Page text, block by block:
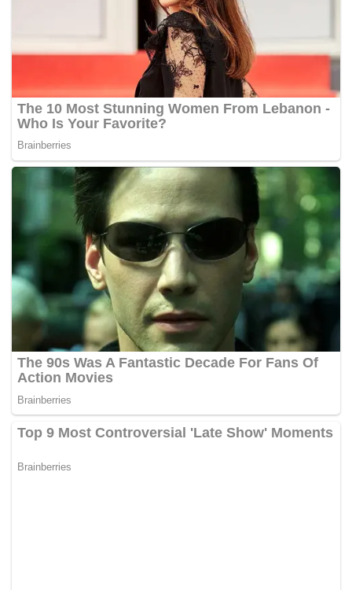
“Sekarang sudah hampir musim hujan, dibimbangi akan
berleluasa kegiatan mencuri kerana kerja melombong
perlu dihentikan semasa hujan sedangkan banyak
perbelanjaan perlu dilakukan pada hujung tahun,” katanya
semasa dihubungi di sini, hari ini.
Hari ini, Menteri Sumber Asli dan Alam Sekitar Datuk Seri
Dr Wan Junaidi Tuanku Jaafar mengumumkan tempoh
moratorium perlombongan bauskit yang sepatutnya
berakhir pada 15 Sept dilanjutkan sehingga 31 Dis ini, atas
persetujuan Kabinet.
Wan Junaidi berkata lanjutan itu bagi memberi laluan
kepada 38 pemegang Permit Import Khas (AP)
mengeksport 4.13 juta tan metrik
yang masih
terdapat di tiga pusat pengumpulan iaitu Sungai Ular,
Felda Bukit Goh dan Gebeng di sini.
Abdul Wahid berkata kegiatan kecurian juga pernah
dilaporkan media dengan penahanan sembilan lelaki pada
Ogos lalu yang dipercayai tonto yang melindungi kegiatan
perlombongan haram bauksit di sekitar Bukit Goh.
mereka tidak mempunyai kakitangan yang mencukupi.